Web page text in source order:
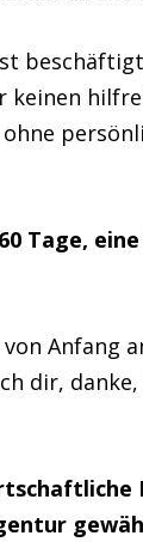
Tage,
Anfang
dir,